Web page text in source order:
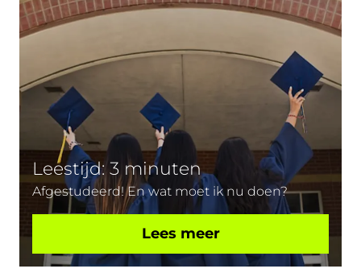
Afgestudeerd! En wat moet ik nu doen?
Leestijd: 3 minuten
Lees meer